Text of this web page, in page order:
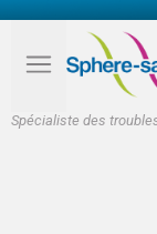
Spécialiste des